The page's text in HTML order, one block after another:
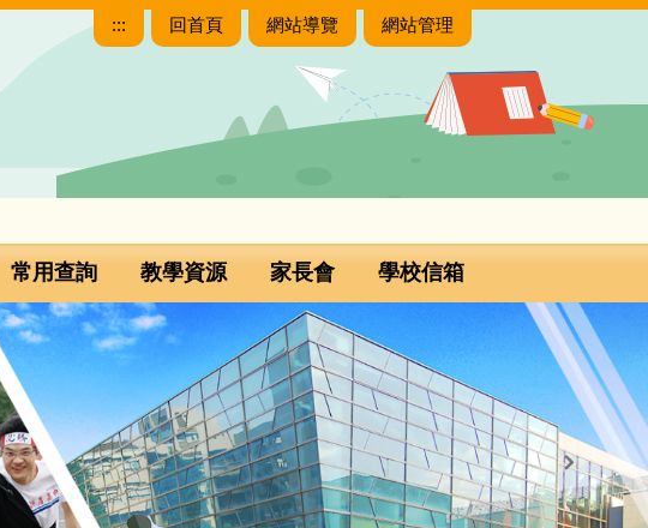
::: 回首頁 網站導覽 網站管理
常用查詢 教學資源 家長會 學校信箱